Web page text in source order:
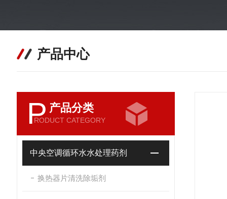
产品中心
P 产品分类
RODUCT CATEGORY
中央空调循环水水处理药剂
换热器片清洗除垢剂